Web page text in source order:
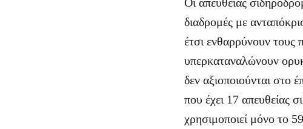
διαδρομές με
έτσι ενθαρρύνουν τους
υπερκαταναλώνουν
δεν αξιοποιούνται στο
που έχει 17 απευθείας
χρησιμοποιεί μόνο το